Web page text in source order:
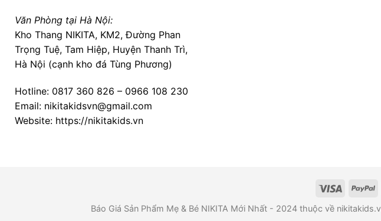
Văn Phòng tại Hà Nội:
Kho Thang NIKITA, KM2, Đường Phan
Trọng Tuệ, Tam Hiệp, Huyện Thanh Trì,
Hà Nội (cạnh kho đá Tùng Phương)
Hotline: 0817 360 826 – 0966 108 230
Email: nikitakidsvn@gmail.com
Website: https://nikitakids.vn
Báo Giá Sản Phẩm Mẹ & Bé NIKITA Mới Nhất - 2024 thuộc về